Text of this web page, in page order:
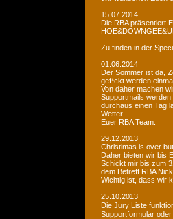
15.07.2014
Die RBA präsentiert
Zu finden in der
01.06.2014
Der Sommer ist da,
gef*ckt werden
Von daher machen
Supportmails
durchaus einen Tag
Wetter.
Euer RBA Team.
29.12.2013
Christimas is over
Daher bieten wir bis
Schickt mir bis zum
dem Betreff RBA
Wichtig ist, dass wir
25.10.2013
Die Jury Liste
Supportformular